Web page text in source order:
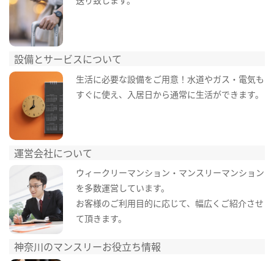
設備とサービスについて
生活に必要な設備をご用意！水道やガス・電気も
すぐに使え、入居日から通常に生活ができます。
運営会社について
ウィークリーマンション・マンスリーマンション
を多数運営しています。
お客様のご利用目的に応じて、幅広くご紹介させ
て頂きます。
神奈川のマンスリーお役立ち情報